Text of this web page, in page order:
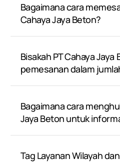
Bagaimana cara
Cahaya Jaya Beton?
Bisakah PT Cahaya
pemesanan dalam
Bagaimana cara
Jaya Beton untuk
Tag Layanan Wilayah